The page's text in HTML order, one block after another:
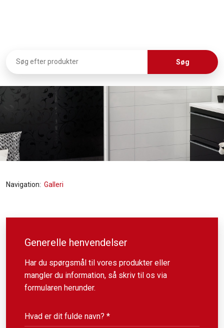
Navigation:Galleri
Generelle henvendelser
Har du spørgsmål til vores produkter eller
mangler du information, så skriv til os via
formularen herunder.